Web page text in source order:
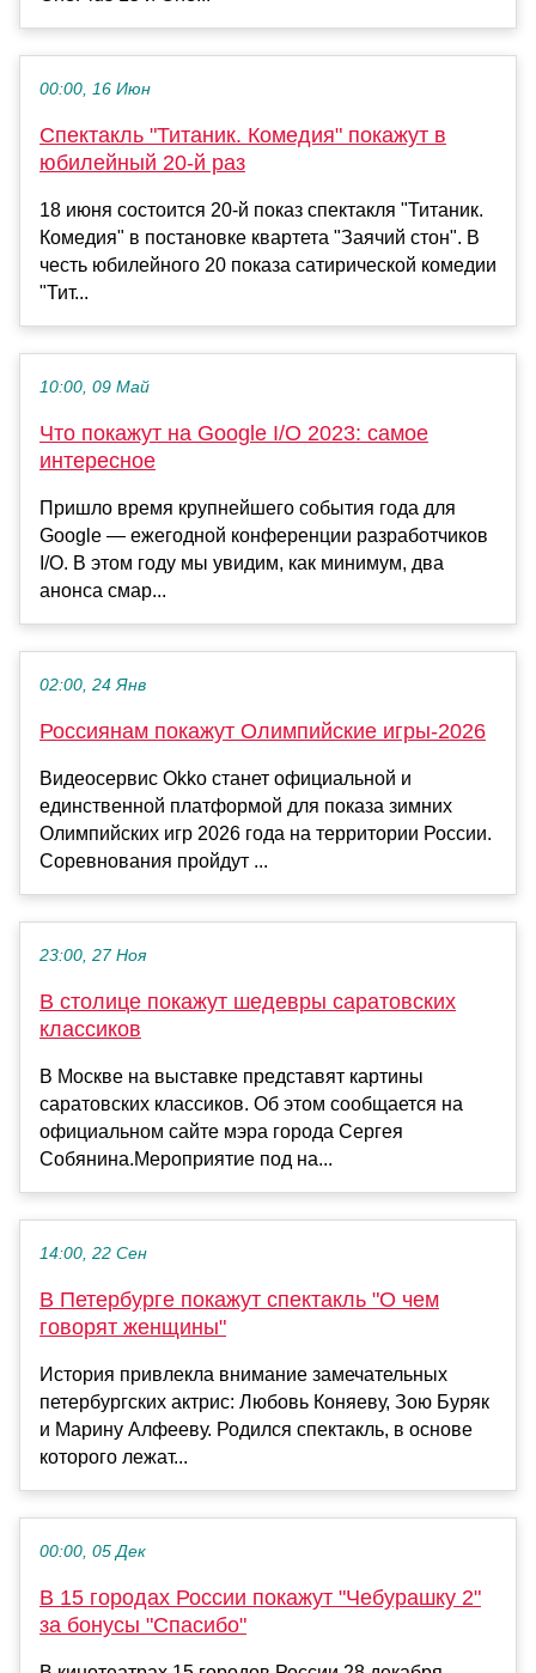
00:00, 16 Июн
Спектакль "Титаник. Комедия" покажут в
юбилейный 20-й раз
18 июня состоится 20-й показ спектакля "Титаник.
Комедия" в постановке квартета "Заячий стон". В
честь юбилейного 20 показа сатирической комедии
"Тит...
10:00, 09 Май
Что покажут на Google I/O 2023: самое
интересное
Пришло время крупнейшего события года для
Google — ежегодной конференции разработчиков
I/O. В этом году мы увидим, как минимум, два
анонса смар...
02:00, 24 Янв
Россиянам покажут Олимпийские игры-2026
Видеосервис Okko станет официальной и
единственной платформой для показа зимних
Олимпийских игр 2026 года на территории России.
Соревнования пройдут ...
23:00, 27 Ноя
В столице покажут шедевры саратовских
классиков
В Москве на выставке представят картины
саратовских классиков. Об этом сообщается на
официальном сайте мэра города Сергея
Собянина.Мероприятие под на...
14:00, 22 Сен
В Петербурге покажут спектакль "О чем
говорят женщины"
История привлекла внимание замечательных
петербургских актрис: Любовь Коняеву, Зою Буряк
и Марину Алфееву. Родился спектакль, в основе
которого лежат...
00:00, 05 Дек
В 15 городах России покажут "Чебурашку 2"
за бонусы "Спасибо"